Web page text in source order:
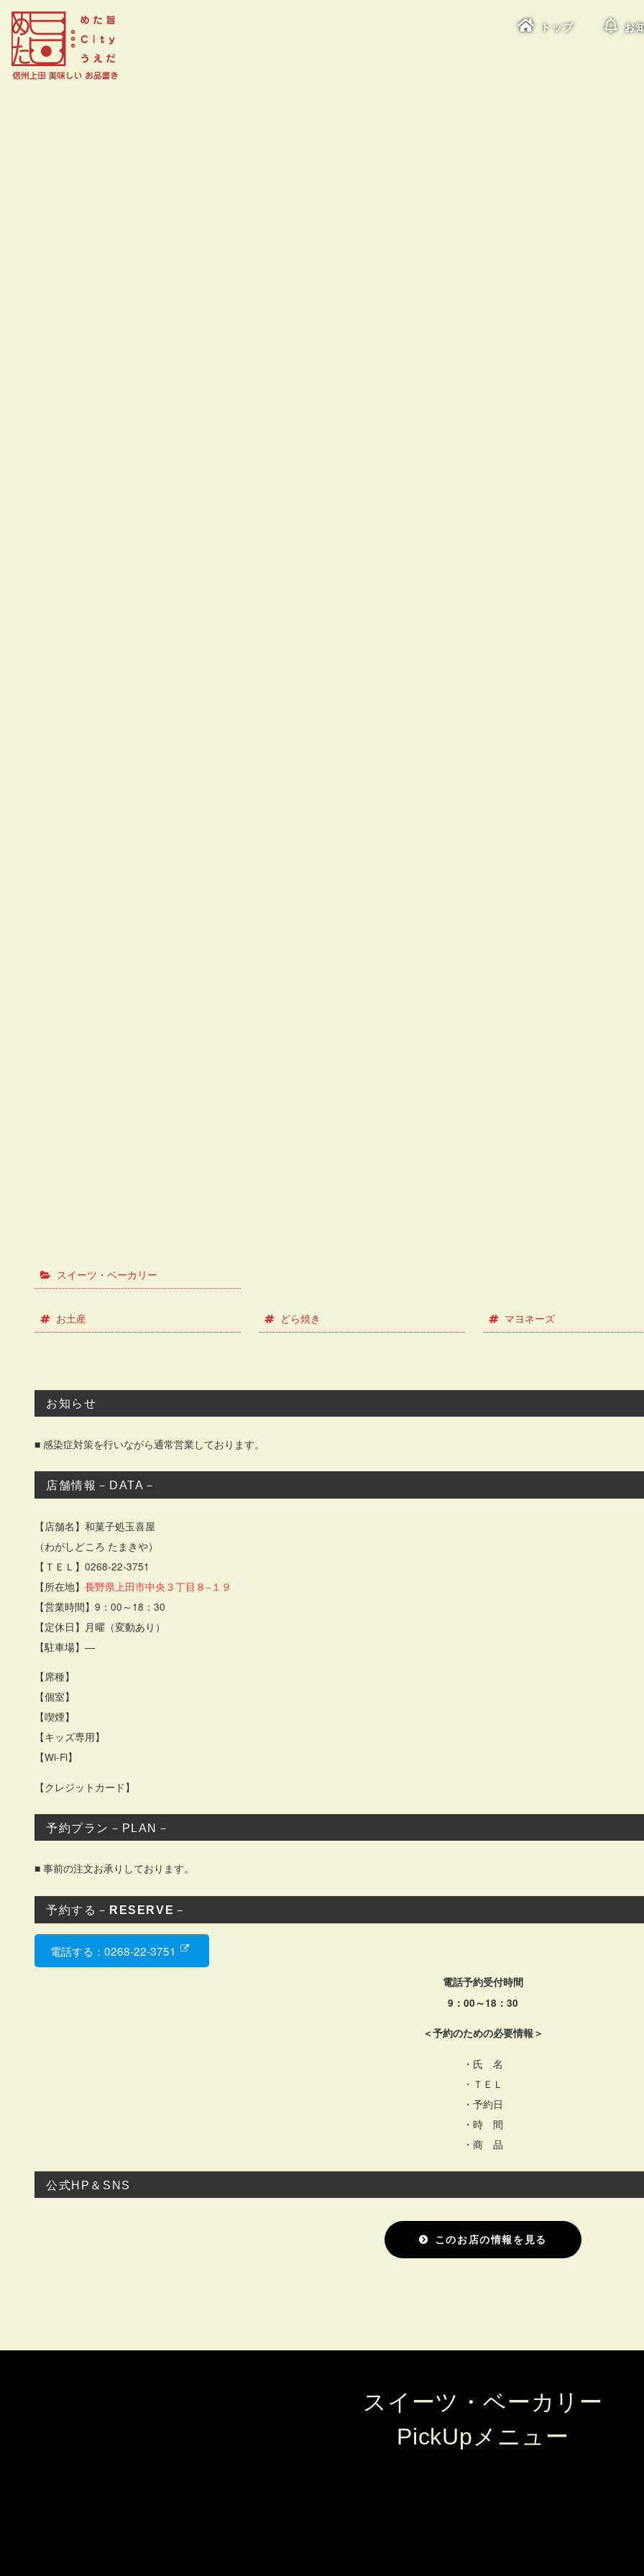
トップ お
スイーツ・ベーカリー
お土産 どら焼き マヨネーズ
お知らせ
■ 感染症対策を行いながら通常営業しております。
店舗情報－DATA－
【店舗名】和菓子処玉喜屋
（わがしどころ たまきや）
【ＴＥＬ】0268-22-3751
【所在地】 長野県上田市中央３丁目８−１９
【営業時間】9：00～18：30
【定休日】月曜（変動あり）
【駐車場】―
【席種】
【個室】
【喫煙】
【キッズ専用】
【Wi-Fi】
【クレジットカード】
予約プラン－PLAN－
■ 事前の注文お承りしております。
予約する－ RESERVE －
電話する：0268-22-3751
電話予約受付時間
9：00～18：30
＜予約のための必要情報＞
・氏 名
・ＴＥＬ
・予約日
・時 間
・商 品
公式HP＆SNS
このお店の情報を見る
スイーツ・ベーカリー
PickUpメニュー